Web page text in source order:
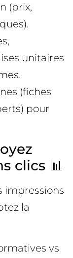
(prix,
unitaires
(fiches
pour
clics 📊
impressions
la
vs